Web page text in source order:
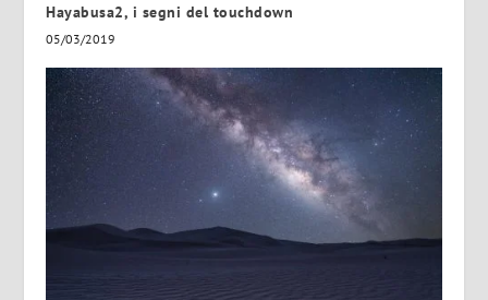
Hayabusa2, i segni del touchdown
05/03/2019